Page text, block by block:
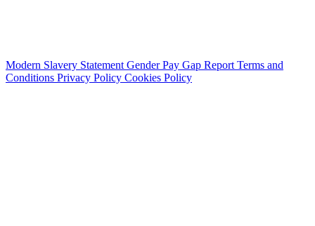
Modern Slavery Statement Gender Pay Gap Report Terms and
Conditions Privacy Policy Cookies Policy